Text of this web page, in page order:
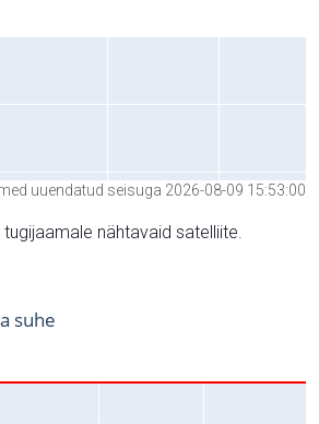
uuendatud seisuga 2026-08-09 15:53:00
nähtavaid satelliite.